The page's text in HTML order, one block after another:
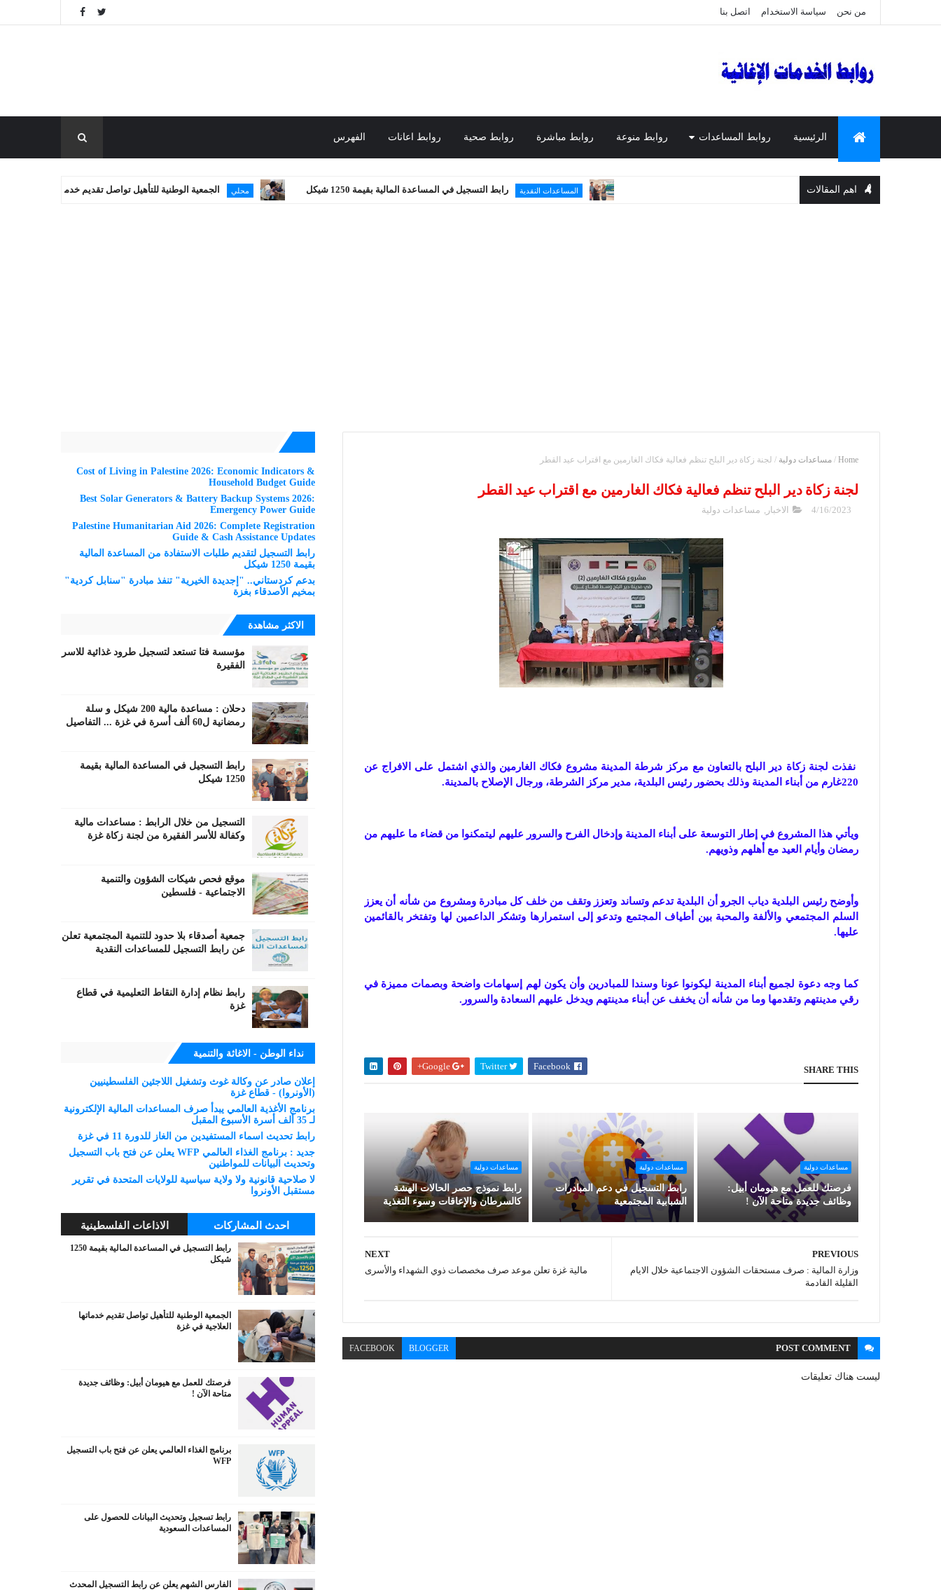
من نحن سياسة الاستخدام اتصل بنا
الرئيسية روابط المساعدات روابط منوعة روابط مباشرة روابط صحية روابط اعانات الفهرس
اهم المقالات المساعدات النقدية رابط التسجيل في المساعدة المالية بقيمة 1250 شيكل محلي الجمعية الوطنية للتأهيل تواصل تقديم خدماتها العلاجية في غزة
Home
/ مساعدات دولية / لجنة زكاة دير البلح تنظم فعالية فكاك الغارمين مع اقتراب عيد القطر
لجنة زكاة دير البلح تنظم فعالية فكاك الغارمين مع اقتراب عيد القطر
4/16/2023 الاخبار , مساعدات دولية
نفذت لجنة زكاة دير البلح بالتعاون مع مركز شرطة المدينة مشروع فكاك الغارمين والذي اشتمل على الافراج عن
220غارم من أبناء المدينة وذلك بحضور رئيس البلدية، مدير مركز الشرطة، ورجال الإصلاح بالمدينة.
ويأتي هذا المشروع في إطار التوسعة على أبناء المدينة وإدخال الفرح والسرور عليهم ليتمكنوا من قضاء ما عليهم من
رمضان وأيام العيد مع أهلهم وذويهم.
وأوضح رئيس البلدية دياب الجرو أن البلدية تدعم وتساند وتعزز وتقف من خلف كل مبادرة ومشروع من شأنه أن يعزز
السلم المجتمعي والألفة والمحبة بين أطياف المجتمع وتدعو إلى استمرارها وتشكر الداعمين لها وتفتخر بالقائمين
عليها.
كما وجه دعوة لجميع أبناء المدينة ليكونوا عونا وسندا للمبادرين وأن يكون لهم إسهامات واضحة وبصمات مميزة في
رقي مدينتهم وتقدمها وما من شأنه أن يخفف عن أبناء مدينتهم ويدخل عليهم السعادة والسرور.
SHARE THIS
Facebook
Twitter
Google+
مساعدات دولية
فرصتك للعمل مع هيومان أبيل:
وظائف جديدة متاحة الآن !
مساعدات دولية
رابط التسجيل في دعم المبادرات
الشبابية المجتمعية
مساعدات دولية
رابط نموذج حصر الحالات الهشة
كالسرطان والإعاقات وسوء التغذية
NEXT
مالية غزة تعلن موعد صرف مخصصات ذوي الشهداء والأسرى
PREVIOUS
وزارة المالية : صرف مستحقات الشؤون الاجتماعية خلال الايام
القليلة القادمة
POST COMMENT
BLOGGER
FACEBOOK
ليست هناك تعليقات
Cost of Living in Palestine 2026: Economic Indicators &
Household Budget Guide
Best Solar Generators & Battery Backup Systems 2026:
Emergency Power Guide
Palestine Humanitarian Aid 2026: Complete Registration
Guide & Cash Assistance Updates
رابط التسجيل لتقديم طلبات الاستفادة من المساعدة المالية
بقيمة 1250 شيكل
بدعم كردستاني.. "إجديدة الخيرية" تنفذ مبادرة "سنابل كردية"
بمخيم الأصدقاء بغزة
الاكثر مشاهدة
مؤسسة فتا تستعد لتسجيل طرود غذائية للاسر
الفقيرة
دحلان : مساعدة مالية 200 شيكل و سلة
رمضانية ل60 ألف أسرة في غزة ... التفاصيل
رابط التسجيل في المساعدة المالية بقيمة
1250 شيكل
التسجيل من خلال الرابط : مساعدات مالية
وكفالة للأسر الفقيرة من لجنة زكاة غزة
موقع فحص شيكات الشؤون والتنمية
الاجتماعية - فلسطين
جمعية أصدقاء بلا حدود للتنمية المجتمعية تعلن
عن رابط التسجيل للمساعدات النقدية
رابط نظام إدارة النقاط التعليمية في قطاع
غزة
نداء الوطن - الاغاثة والتنمية
إعلان صادر عن وكالة غوث وتشغيل اللاجئين الفلسطينيين
(الأونروا) - قطاع غزة
برنامج الأغذية العالمي يبدأ صرف المساعدات المالية الإلكترونية
لـ 35 ألف أسرة الأسبوع المقبل
رابط تحديث اسماء المستفيدين من الغاز للدورة 11 في غزة
جديد : برنامج الغذاء العالمي WFP يعلن عن فتح باب التسجيل
وتحديث البيانات للمواطنين
لا صلاحية قانونية ولا ولاية سياسية للولايات المتحدة في تقرير
مستقبل الأونروا
احدث المشاركات الاذاعات الفلسطينية
رابط التسجيل في المساعدة المالية بقيمة 1250
شيكل
الجمعية الوطنية للتأهيل تواصل تقديم خدماتها
العلاجية في غزة
فرصتك للعمل مع هيومان أبيل: وظائف جديدة
متاحة الآن !
برنامج الغذاء العالمي يعلن عن فتح باب التسجيل
WFP
رابط تسجيل وتحديث البيانات للحصول على
المساعدات السعودية
الفارس الشهم يعلن عن رابط التسجيل المحدث